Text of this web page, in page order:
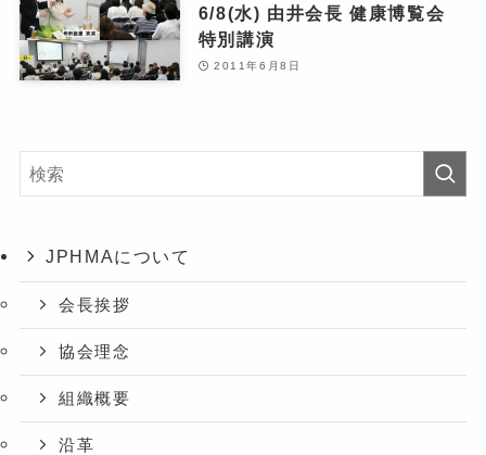
6/8(水) 由井会長 健康博覧会
特別講演
2011年6月8日
JPHMAについて
会長挨拶
協会理念
組織概要
沿革